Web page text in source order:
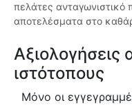
πελάτες ανταγωνιστικό
αποτελέσματα στο
ιστότοπους
Μόνο οι